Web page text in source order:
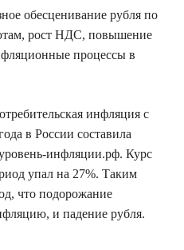
обесценивание рубля по
рост НДС, повышение
процессы в
инфляция с
в России составила
инфляции.рф. Курс
упал на 27%. Таким
что подорожание
и падение рубля.